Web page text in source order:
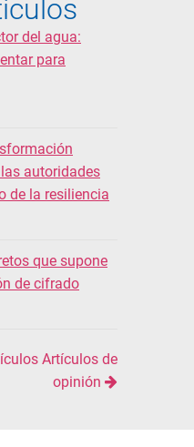
del agua:
para
autoridades
de la resiliencia
que supone
de cifrado
Artículos de
opinión